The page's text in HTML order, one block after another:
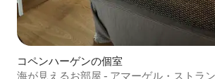
コペンハーゲンの個室
海が見えるお部屋 - アマーゲル・ストラ